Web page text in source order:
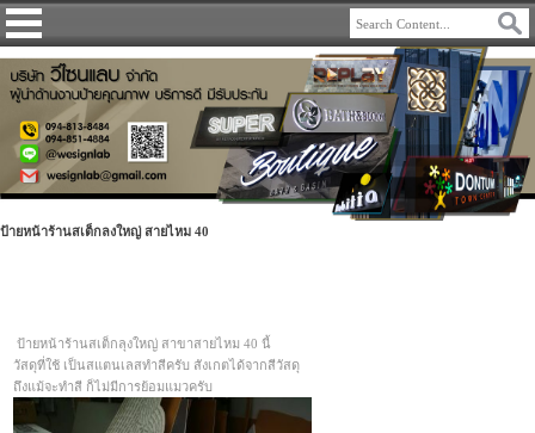
ป้ายหน้าร้านสเต็กลงใหญ่ สายไหม 40
ป้ายหน้าร้านสเต็กลุงใหญ่ สาขาสายไหม 40 นี้
วัสดุที่ใช้ เป็นสแตนเลสทำสีครับ สังเกตได้จากสีวัสดุ
ถึงแม้จะทำสี ก็ไม่มีการย้อมแมวครับ